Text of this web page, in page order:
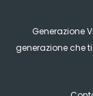
Generazione
generazione che